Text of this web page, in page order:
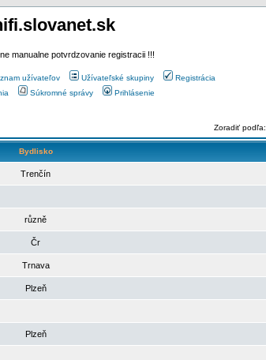
manualne potvrdzovanie registracii !!!
užívateľov Užívateľské skupiny
Registrácia
Súkromné správy Prihlásenie
Zoradiť podľa:
Bydlisko
Trenčín
různě
Čr
Trnava
Plzeň
Plzeň